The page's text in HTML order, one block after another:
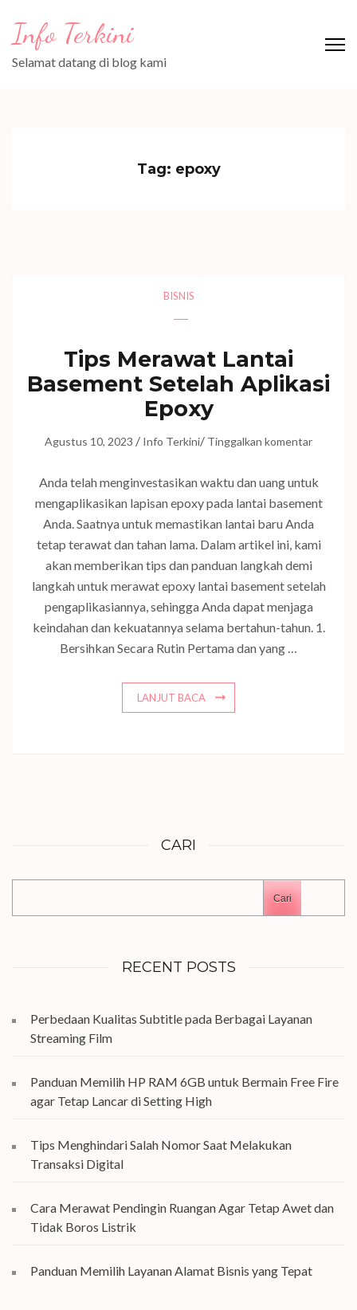
konten
(Tekan
Info Terkini
Selamat datang di blog kami
Tag: epoxy
BISNIS
Tips Merawat Lantai
Basement Setelah Aplikasi
Epoxy
Agustus 10, 2023 / Info Terkini/ Tinggalkan komentar
Anda telah menginvestasikan waktu dan uang untuk
mengaplikasikan lapisan epoxy pada lantai basement
Anda. Saatnya untuk memastikan lantai baru Anda
tetap terawat dan tahan lama. Dalam artikel ini, kami
akan memberikan tips dan panduan langkah demi
langkah untuk merawat epoxy lantai basement setelah
pengaplikasiannya, sehingga Anda dapat menjaga
keindahan dan kekuatannya selama bertahun-tahun. 1.
Bersihkan Secara Rutin Pertama dan yang …
LANJUT BACA
CARI
Cari
RECENT POSTS
Perbedaan Kualitas Subtitle pada Berbagai Layanan
Streaming Film
Panduan Memilih HP RAM 6GB untuk Bermain Free Fire
agar Tetap Lancar di Setting High
Tips Menghindari Salah Nomor Saat Melakukan
Transaksi Digital
Cara Merawat Pendingin Ruangan Agar Tetap Awet dan
Tidak Boros Listrik
Panduan Memilih Layanan Alamat Bisnis yang Tepat